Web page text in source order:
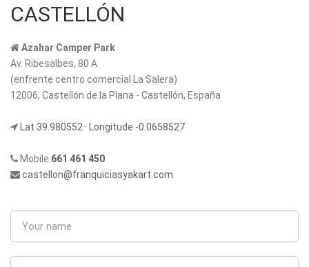
CASTELLÓN
Azahar Camper Park
Av. Ribesalbes, 80 A
(enfrente centro comercial La Salera)
12006, Castellón de la Plana - Castellón, España
Lat 39.980552 · Longitude -0.0658527
Mobile 661 461 450
castellon@franquiciasyakart.com